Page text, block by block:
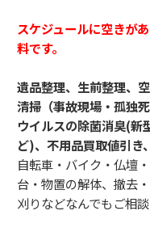
スケジュールに空きが
料です。
遺品整理、生前整理、
清掃（事故現場・孤独死
ウイルスの除菌消臭(
ど)、不用品買取値引
自転車・バイク・仏壇
台・物置の解体、撤去
刈りなどなんでもご相